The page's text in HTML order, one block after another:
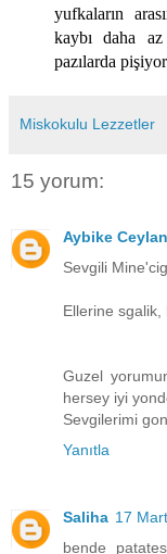
yufkaların
kaybı daha
pazılarda
Miskokulu Lezzetler
15 yorum:
Aybike Ceylan
Sevgili
Ellerine sgalik,
Guzel
hersey iyi
Sevgilerimi
Yanıtla
Saliha 17
bende